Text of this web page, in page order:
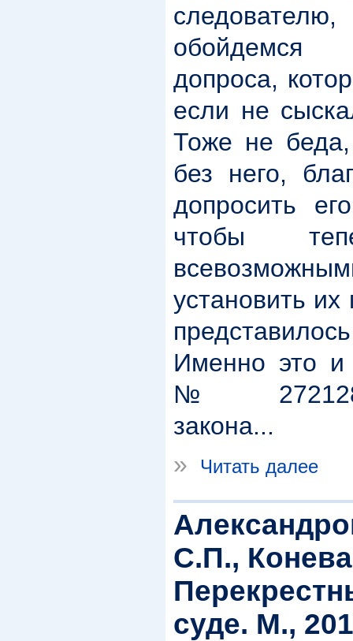
обойдемся
допроса,
если не
Тоже не
без него,
допросить
чтобы
установить
Именно это и
№ 272128-
закона...
»
Читать далее
С.П.,
суде. М.,